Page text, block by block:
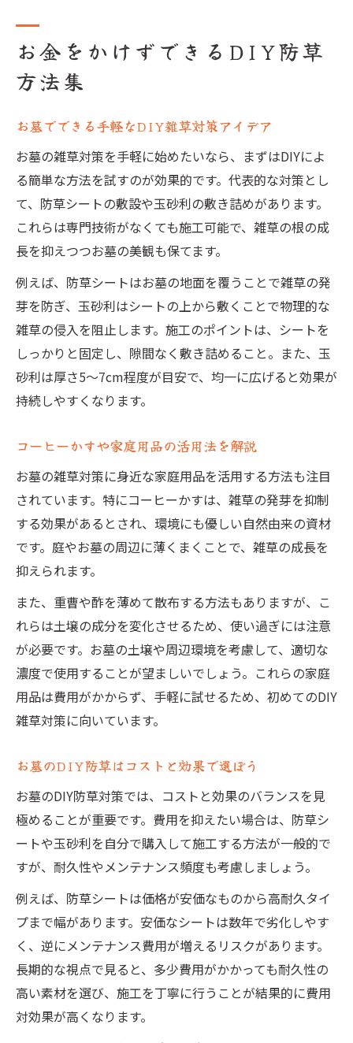
お金をかけずできるDIY防草
方法集
お墓でできる手軽なDIY雑草対策アイデア
お墓の雑草対策を手軽に始めたいなら、まずはDIYによ
る簡単な方法を試すのが効果的です。代表的な対策とし
て、防草シートの敷設や玉砂利の敷き詰めがあります。
これらは専門技術がなくても施工可能で、雑草の根の成
長を抑えつつお墓の美観も保てます。
例えば、防草シートはお墓の地面を覆うことで雑草の発
芽を防ぎ、玉砂利はシートの上から敷くことで物理的な
雑草の侵入を阻止します。施工のポイントは、シートを
しっかりと固定し、隙間なく敷き詰めること。また、玉
砂利は厚さ5〜7cm程度が目安で、均一に広げると効果が
持続しやすくなります。
コーヒーかすや家庭用品の活用法を解説
お墓の雑草対策に身近な家庭用品を活用する方法も注目
されています。特にコーヒーかすは、雑草の発芽を抑制
する効果があるとされ、環境にも優しい自然由来の資材
です。庭やお墓の周辺に薄くまくことで、雑草の成長を
抑えられます。
また、重曹や酢を薄めて散布する方法もありますが、こ
れらは土壌の成分を変化させるため、使い過ぎには注意
が必要です。お墓の土壌や周辺環境を考慮して、適切な
濃度で使用することが望ましいでしょう。これらの家庭
用品は費用がかからず、手軽に試せるため、初めてのDIY
雑草対策に向いています。
お墓のDIY防草はコストと効果で選ぼう
お墓のDIY防草対策では、コストと効果のバランスを見
極めることが重要です。費用を抑えたい場合は、防草シ
ートや玉砂利を自分で購入して施工する方法が一般的で
すが、耐久性やメンテナンス頻度も考慮しましょう。
例えば、防草シートは価格が安価なものから高耐久タイ
プまで幅があります。安価なシートは数年で劣化しやす
く、逆にメンテナンス費用が増えるリスクがあります。
長期的な視点で見ると、多少費用がかかっても耐久性の
高い素材を選び、施工を丁寧に行うことが結果的に費用
対効果が高くなります。